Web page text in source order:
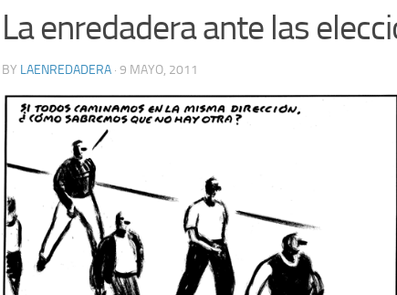
La enredadera ante las
BY LAENREDADERA · 9 MAYO, 2011